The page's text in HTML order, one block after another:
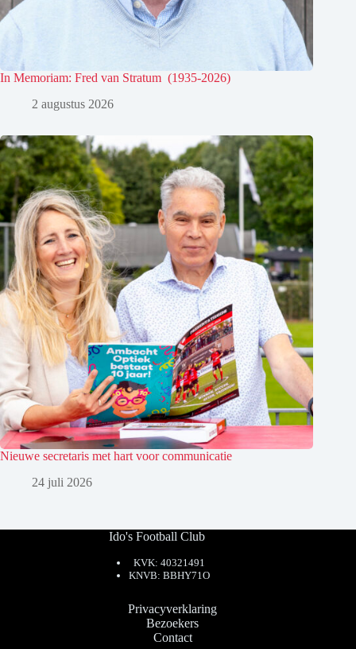
In Memoriam: Fred van Stratum (1935-2026)
2 augustus 2026
Nieuwe secretaris met hart voor communicatie
24 juli 2026
Ido's Football Club
KVK: 40321491
KNVB: BBHY71O
Privacyverklaring
Bezoekers
Contact